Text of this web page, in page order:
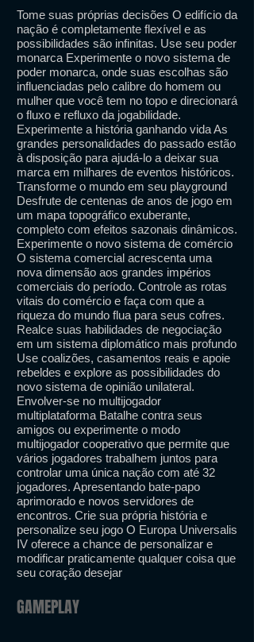
Tome suas próprias decisões O edifício da
nação é completamente flexível e as
possibilidades são infinitas. Use seu poder
monarca Experimente o novo sistema de
poder monarca, onde suas escolhas são
influenciadas pelo calibre do homem ou
mulher que você tem no topo e direcionará
o fluxo e refluxo da jogabilidade.
Experimente a história ganhando vida As
grandes personalidades do passado estão
à disposição para ajudá-lo a deixar sua
marca em milhares de eventos históricos.
Transforme o mundo em seu playground
Desfrute de centenas de anos de jogo em
um mapa topográfico exuberante,
completo com efeitos sazonais dinâmicos.
Experimente o novo sistema de comércio
O sistema comercial acrescenta uma
nova dimensão aos grandes impérios
comerciais do período. Controle as rotas
vitais do comércio e faça com que a
riqueza do mundo flua para seus cofres.
Realce suas habilidades de negociação
em um sistema diplomático mais profundo
Use coalizões, casamentos reais e apoie
rebeldes e explore as possibilidades do
novo sistema de opinião unilateral.
Envolver-se no multijogador
multiplataforma Batalhe contra seus
amigos ou experimente o modo
multijogador cooperativo que permite que
vários jogadores trabalhem juntos para
controlar uma única nação com até 32
jogadores. Apresentando bate-papo
aprimorado e novos servidores de
encontros. Crie sua própria história e
personalize seu jogo O Europa Universalis
IV oferece a chance de personalizar e
modificar praticamente qualquer coisa que
seu coração desejar
GAMEPLAY